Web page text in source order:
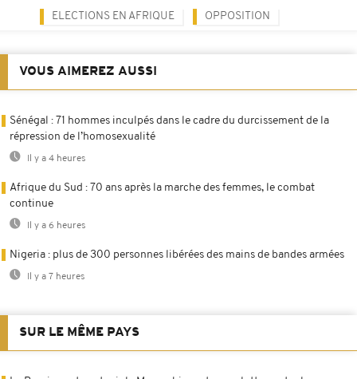
ELECTIONS EN AFRIQUE OPPOSITION
VOUS AIMEREZ AUSSI
Sénégal : 71 hommes inculpés dans le cadre du durcissement de la
répression de l’homosexualité
Il y a 4 heures
Afrique du Sud : 70 ans après la marche des femmes, le combat
continue
Il y a 6 heures
Nigeria : plus de 300 personnes libérées des mains de bandes armées
Il y a 7 heures
SUR LE MÊME PAYS